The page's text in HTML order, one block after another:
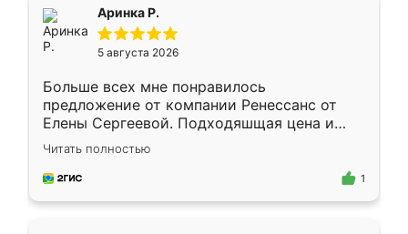
Аринка Р.
5 августа 2026
Больше всех мне понравилось
предложение от компании Ренессанс от
Елены Сергеевой. Подходяшщая цена и
короткие сроки изготовления. Приехавший
для замера сотрудник Владислав
предложил по моему эскизу самый
Читать полностью
1